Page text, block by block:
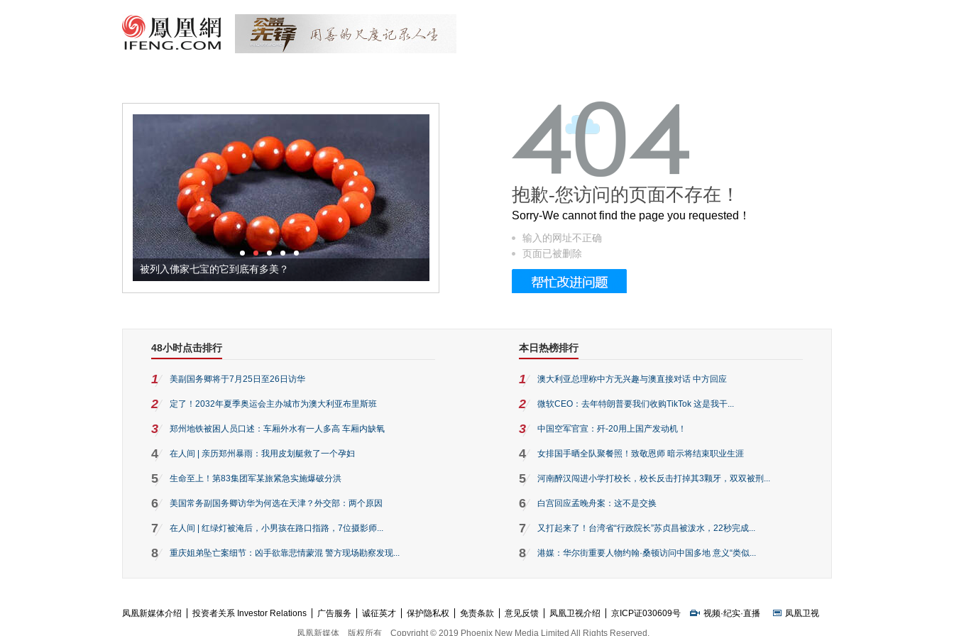
被列入佛家七宝的它到底有多美？ 这个3.2米的长卷，还原了600岁的紫禁城
抱歉-您访问的页面不存在！
Sorry-We cannot find the page you requested！
输入的网址不正确
页面已被删除
48小时点击排行
1 美副国务卿将于7月25日至26日访华
2 定了！2032年夏季奥运会主办城市为澳大利亚布里斯班
3 郑州地铁被困人员口述：车厢外水有一人多高 车厢内缺氧
4 在人间 | 亲历郑州暴雨：我用皮划艇救了一个孕妇
5 生命至上！第83集团军某旅紧急实施爆破分洪
6 美国常务副国务卿访华为何选在天津？外交部：两个原因
7 在人间 | 红绿灯被淹后，小男孩在路口指路，7位摄影师...
8 重庆姐弟坠亡案细节：凶手欲靠悲情蒙混 警方现场勘察发现...
本日热榜排行
1 澳大利亚总理称中方无兴趣与澳直接对话 中方回应
2 微软CEO：去年特朗普要我们收购TikTok 这是我干...
3 中国空军官宣：歼-20用上国产发动机！
4 女排国手晒全队聚餐照！致敬恩师 暗示将结束职业生涯
5 河南醉汉闯进小学打校长，校长反击打掉其3颗牙，双双被刑...
6 白宫回应孟晚舟案：这不是交换
7 又打起来了！台湾省“行政院长”苏贞昌被泼水，22秒完成...
8 港媒：华尔街重要人物约翰·桑顿访问中国多地 意义“类似...
凤凰新媒体介绍 投资者关系 Investor Relations 广告服务 诚征英才 保护隐私权 免责条款 意见反馈 凤凰卫视介绍 京ICP证030609号 视频·纪实·直播
凤凰卫视
凤凰新媒体
版权所有 Copyright © 2019 Phoenix New Media Limited All Rights Reserved.